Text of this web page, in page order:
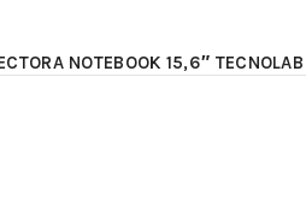
NOTEBOOK 15,6″